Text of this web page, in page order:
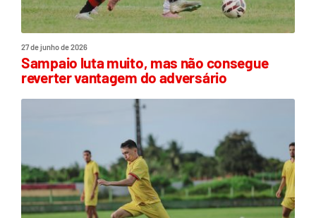
27 de junho de 2026
Sampaio luta muito, mas não consegue
reverter vantagem do adversário